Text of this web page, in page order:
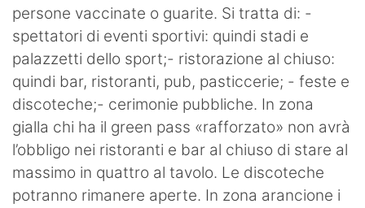
persone vaccinate o guarite. Si tratta di: -
spettatori di eventi sportivi: quindi stadi e
palazzetti dello sport;- ristorazione al chiuso:
quindi bar, ristoranti, pub, pasticcerie; - feste e
discoteche;- cerimonie pubbliche. In zona
gialla chi ha il green pass «rafforzato» non avrà
l’obbligo nei ristoranti e bar al chiuso di stare al
massimo in quattro al tavolo. Le discoteche
potranno rimanere aperte. In zona arancione i